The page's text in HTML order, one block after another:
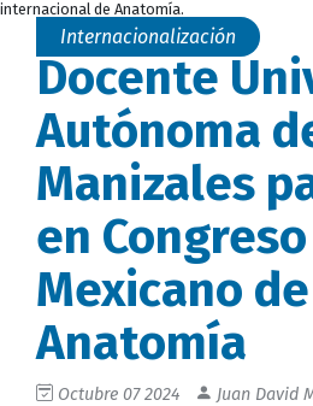
internacional de Anatomía.
Internacionalización
Docente
Autónoma
Manizales
en Congreso
Mexicano de
Anatomía
Octubre 07 2024
Juan David